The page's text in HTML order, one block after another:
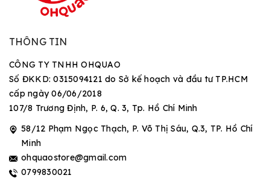
THÔNG TIN
CÔNG TY TNHH OHQUAO
Số ĐKKD: 0315094121 do Sở kế hoạch và đầu tư TP.HCM
cấp ngày 06/06/2018
107/8 Trương Định, P. 6, Q. 3, Tp. Hồ Chí Minh
58/12 Phạm Ngọc Thạch, P. Võ Thị Sáu, Q.3, TP. Hồ Chí
Minh
ohquaostore@gmail.com
0799830021